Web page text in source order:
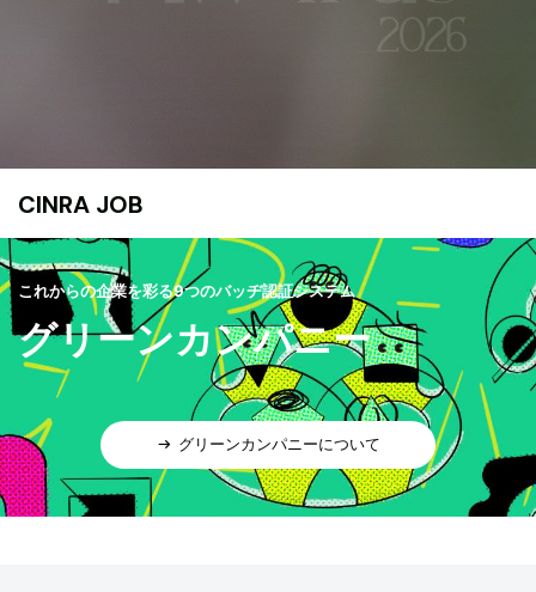
CINRA JOB
これからの企業を彩る9つのバッヂ認証システム
グリーンカンパニー
グリーンカンパニーについて